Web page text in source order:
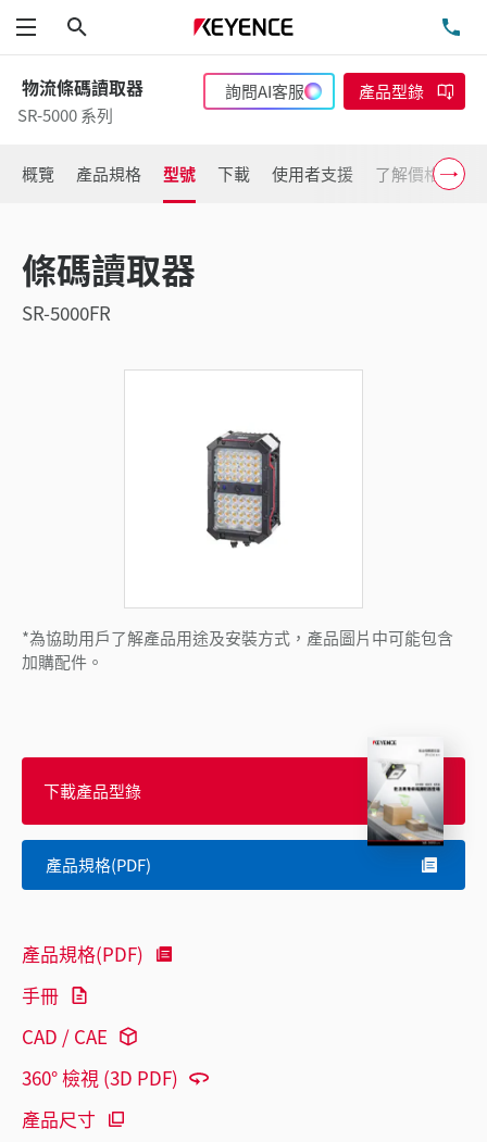
功能表
物流條碼讀取器
SR-5000 系列
詢問AI客服 產品型錄
概覽 產品規格 型號 下載 使用者支援 了解價格
條碼讀取器
SR-5000FR
*為協助用戶了解產品用途及安裝方式，產品圖片中可能包含
加購配件。
下載產品型錄
產品規格(PDF)
產品規格(PDF)
手冊
CAD / CAE
360° 檢視 (3D PDF)
產品尺寸